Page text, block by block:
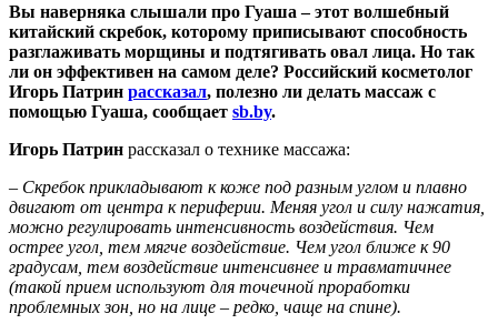
Вы наверняка слышали про Гуаша – этот волшебный
китайский скребок, которому приписывают способность
разглаживать морщины и подтягивать овал лица. Но так
ли он эффективен на самом деле? Российский косметолог
Игорь Патрин рассказал, полезно ли делать массаж с
помощью Гуаша, сообщает sb.by.
Игорь Патрин рассказал о технике массажа:
– Скребок прикладывают к коже под разным углом и плавно
двигают от центра к периферии. Меняя угол и силу нажатия,
можно регулировать интенсивность воздействия. Чем
острее угол, тем мягче воздействие. Чем угол ближе к 90
градусам, тем воздействие интенсивнее и травматичнее
(такой прием используют для точечной проработки
проблемных зон, но на лице – редко, чаще на спине).